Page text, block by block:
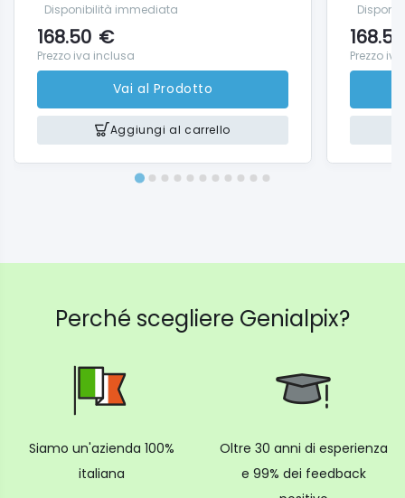
Disponibilità immediata
168.50 €
Prezzo iva inclusa
Vai al Prodotto
Aggiungi al carrello
168.50
Prezzo
Perché scegliere Genialpix?
Siamo un'azienda 100%
italiana
Oltre 30 anni di esperienza
e 99% dei feedback